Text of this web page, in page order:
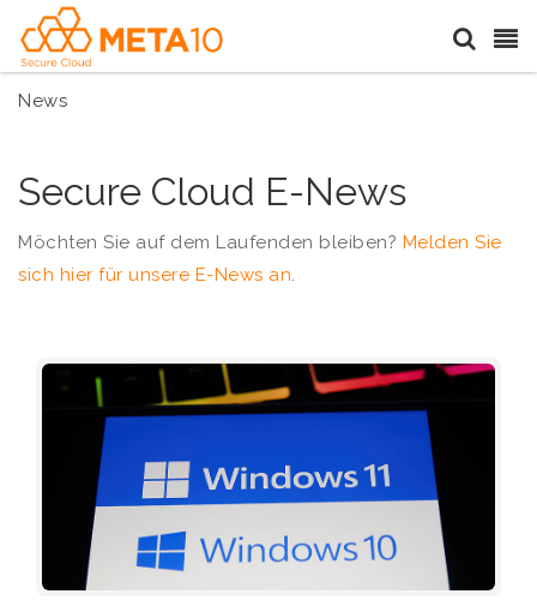
News
Secure Cloud E-News
Möchten Sie auf dem Laufenden bleiben? Melden Sie
sich hier für unsere E-News an.